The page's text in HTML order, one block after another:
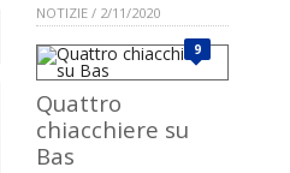
NOTIZIE / 2/11/2020
9
Quattro
chiacchiere su
Bas